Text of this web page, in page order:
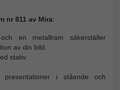
nr 811 av Mira:
en metallram säkerställer
av din bild.
stativ.
i stående och